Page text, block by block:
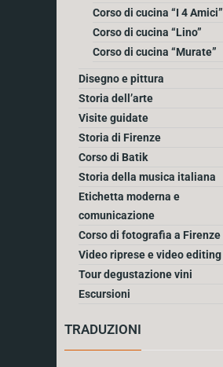
Corso di cucina “I 4 Amici”
Corso di cucina “Lino”
Corso di cucina “Murate”
Disegno e pittura
Storia dell’arte
Visite guidate
Storia di Firenze
Corso di Batik
Storia della musica italiana
Etichetta moderna e
comunicazione
Corso di fotografia a Firenze
Video riprese e video editing
Tour degustazione vini
Escursioni
TRADUZIONI